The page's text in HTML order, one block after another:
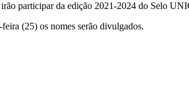
participar da edição 2021-2024 do Selo
(25) os nomes serão divulgados.